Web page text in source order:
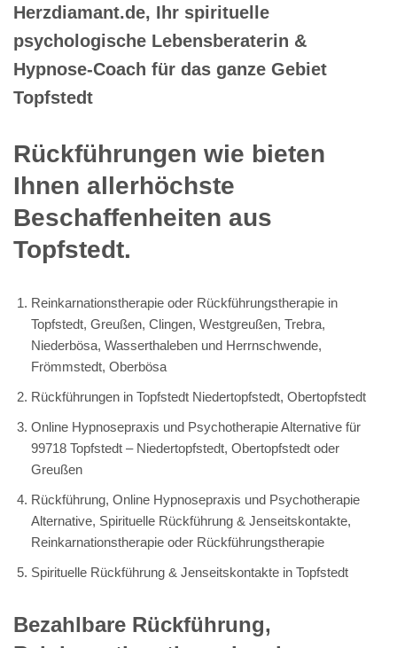
Herzdiamant.de, Ihr spirituelle
psychologische Lebensberaterin &
Hypnose-Coach für das ganze Gebiet
Topfstedt
Rückführungen wie bieten
Ihnen allerhöchste
Beschaffenheiten aus
Topfstedt.
Reinkarnationstherapie oder Rückführungstherapie in
Topfstedt, Greußen, Clingen, Westgreußen, Trebra,
Niederbösa, Wasserthaleben und Herrnschwende,
Frömmstedt, Oberbösa
Rückführungen in Topfstedt Niedertopfstedt, Obertopfstedt
Online Hypnosepraxis und Psychotherapie Alternative für
99718 Topfstedt – Niedertopfstedt, Obertopfstedt oder
Greußen
Rückführung, Online Hypnosepraxis und Psychotherapie
Alternative, Spirituelle Rückführung & Jenseitskontakte,
Reinkarnationstherapie oder Rückführungstherapie
Spirituelle Rückführung & Jenseitskontakte in Topfstedt
Bezahlbare Rückführung,